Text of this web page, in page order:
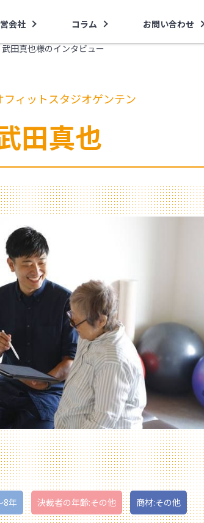
会社 コラム お問い合わせ
田真也様のインタビュー
フィットスタジオゲンテン
田真也
8年 決裁者の年齢:その他 商材:その他